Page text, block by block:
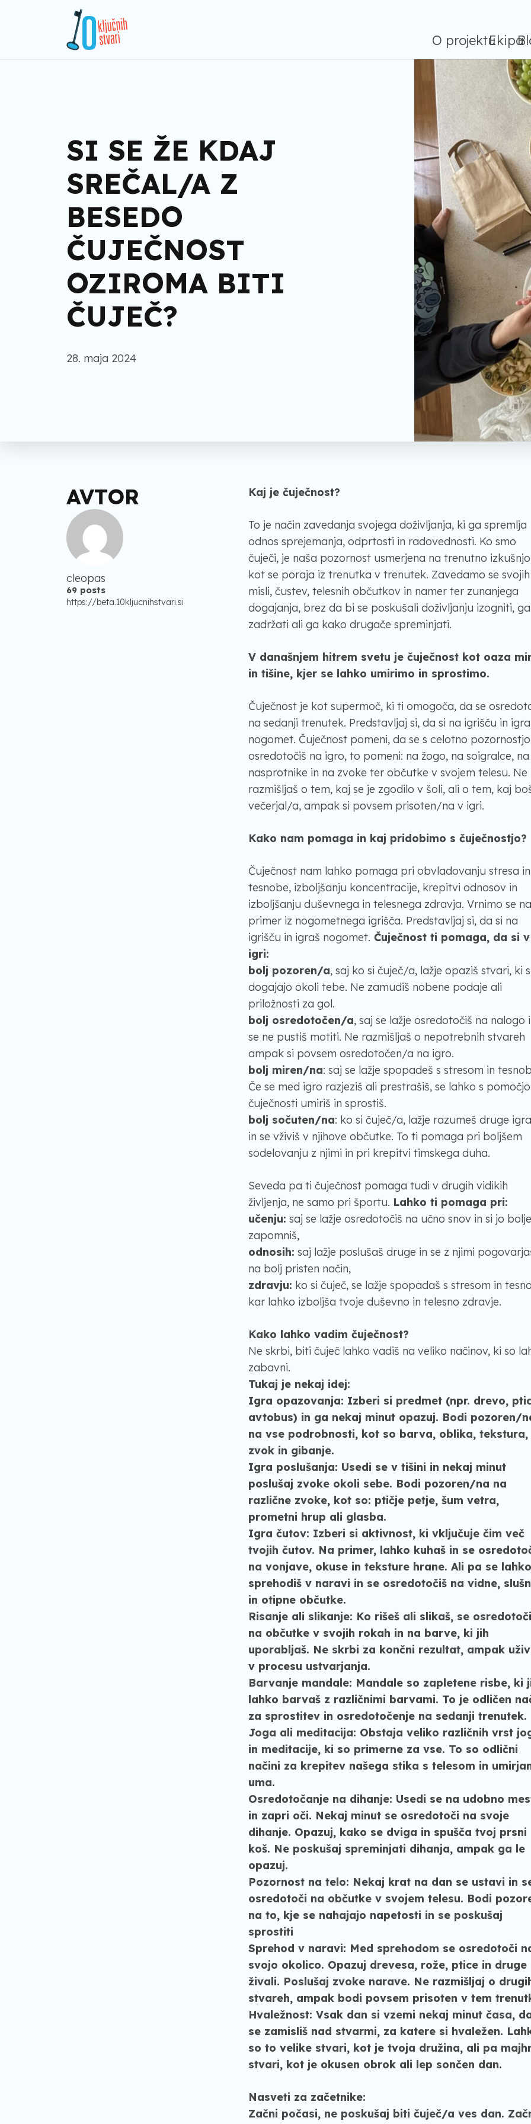
O projektuEkipa
SI SE ŽE KDAJ
SREČAL/A Z
BESEDO
ČUJEČNOST
OZIROMA BITI
ČUJEČ?
28. maja 2024
AVTOR
cleopas
69 posts
https://beta.10kljucnihstvari.si
Kaj je čuječnost?
To je način zavedanja svojega doživljanja, ki ga spremlja
odnos sprejemanja, odprtosti in radovednosti. Ko smo
čuječi, je naša pozornost usmerjena na trenutno
kot se poraja iz trenutka v trenutek. Zavedamo se svojih
misli, čustev, telesnih občutkov in namer ter zunanjega
dogajanja, brez da bi se poskušali doživljanju izogniti, ga
zadržati ali ga kako drugače spreminjati.
V današnjem hitrem svetu je čuječnost kot oaza
in tišine, kjer se lahko umirimo in sprostimo.
Čuječnost je kot supermoč, ki ti omogoča, da se
na sedanji trenutek. Predstavljaj si, da si na igrišču in
nogomet. Čuječnost pomeni, da se s celotno pozornostjo
osredotočiš na igro, to pomeni: na žogo, na soigralce, na
nasprotnike in na zvoke ter občutke v svojem telesu. Ne
razmišljaš o tem, kaj se je zgodilo v šoli, ali o tem, kaj
večerjal/a, ampak si povsem prisoten/na v igri.
Kako nam pomaga in kaj pridobimo s čuječnostjo?
Čuječnost nam lahko pomaga pri obvladovanju stresa in
tesnobe, izboljšanju koncentracije, krepitvi odnosov in
izboljšanju duševnega in telesnega zdravja. Vrnimo se na
primer iz nogometnega igrišča. Predstavljaj si, da si na
igrišču in igraš nogomet. Čuječnost ti pomaga, da si v
igri:
bolj pozoren/a, saj ko si čuječ/a, lažje opaziš stvari, ki
dogajajo okoli tebe. Ne zamudiš nobene podaje ali
priložnosti za gol.
bolj osredotočen/a, saj se lažje osredotočiš na nalogo
se ne pustiš motiti. Ne razmišljaš o nepotrebnih stvareh
ampak si povsem osredotočen/a na igro.
bolj miren/na: saj se lažje spopadeš s stresom in
Če se med igro razjeziš ali prestrašiš, se lahko s pomočjo
čuječnosti umiriš in sprostiš.
bolj sočuten/na: ko si čuječ/a, lažje razumeš druge
in se vživiš v njihove občutke. To ti pomaga pri boljšem
sodelovanju z njimi in pri krepitvi timskega duha.
Seveda pa ti čuječnost pomaga tudi v drugih vidikih
življenja, ne samo pri športu. Lahko ti pomaga pri:
učenju: saj se lažje osredotočiš na učno snov in si jo bolje
zapomniš,
odnosih: saj lažje poslušaš druge in se z njimi
na bolj pristen način,
zdravju: ko si čuječ, se lažje spopadaš s stresom in
kar lahko izboljša tvoje duševno in telesno zdravje.
Kako lahko vadim čuječnost?
Ne skrbi, biti čuječ lahko vadiš na veliko načinov, ki so
zabavni.
Tukaj je nekaj idej:
Igra opazovanja: Izberi si predmet (npr. drevo,
avtobus) in ga nekaj minut opazuj. Bodi pozoren/
na vse podrobnosti, kot so barva, oblika, tekstura,
zvok in gibanje.
Igra poslušanja: Usedi se v tišini in nekaj minut
poslušaj zvoke okoli sebe. Bodi pozoren/na na
različne zvoke, kot so: ptičje petje, šum vetra,
prometni hrup ali glasba.
Igra čutov: Izberi si aktivnost, ki vključuje čim več
tvojih čutov. Na primer, lahko kuhaš in se
na vonjave, okuse in teksture hrane. Ali pa se lahko
sprehodiš v naravi in se osredotočiš na vidne,
in otipne občutke.
Risanje ali slikanje: Ko rišeš ali slikaš, se osredotoči
na občutke v svojih rokah in na barve, ki jih
uporabljaš. Ne skrbi za končni rezultat, ampak
v procesu ustvarjanja.
Barvanje mandale: Mandale so zapletene risbe, ki
lahko barvaš z različnimi barvami. To je odličen
za sprostitev in osredotočenje na sedanji trenutek.
Joga ali meditacija: Obstaja veliko različnih vrst
in meditacije, ki so primerne za vse. To so odlični
načini za krepitev našega stika s telesom in
uma.
Osredotočanje na dihanje: Usedi se na udobno
in zapri oči. Nekaj minut se osredotoči na svoje
dihanje. Opazuj, kako se dviga in spušča tvoj prsni
koš. Ne poskušaj spreminjati dihanja, ampak ga le
opazuj.
Pozornost na telo: Nekaj krat na dan se ustavi in
osredotoči na občutke v svojem telesu. Bodi
na to, kje se nahajajo napetosti in se poskušaj
sprostiti
Sprehod v naravi: Med sprehodom se osredotoči
svojo okolico. Opazuj drevesa, rože, ptice in druge
živali. Poslušaj zvoke narave. Ne razmišljaj o
stvareh, ampak bodi povsem prisoten v tem
Hvaležnost: Vsak dan si vzemi nekaj minut časa,
se zamisliš nad stvarmi, za katere si hvaležen.
so to velike stvari, kot je tvoja družina, ali pa
stvari, kot je okusen obrok ali lep sončen dan.
Nasveti za začetnike:
Začni počasi, ne poskušaj biti čuječ/a ves dan.